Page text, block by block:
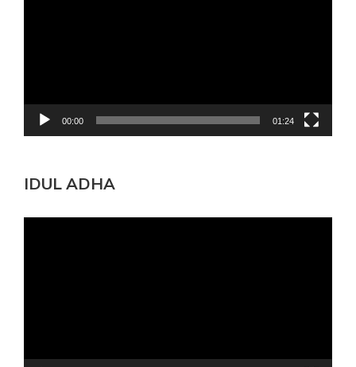
00:00 01:24
IDUL ADHA